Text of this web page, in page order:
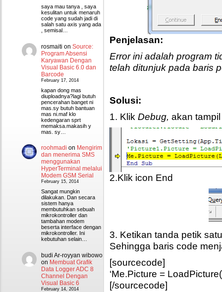
saya mau tanya , saya
kesulitan untuk menaruh
code yang sudah jadi di
salah satu axis yang ada
, semisal…
rosmaiti on Source:
Program Absensi
Karyawan Dengan
Visual Basic 6.0 dan
Barcode
February 17, 2014
kapan dong mas
diuploadnya?lagi butuh
pencerahan banget ni
mas.sy butuh bantuan
mas ni.maf klo
kedengaran sprt
memaksa.makasih y
mas. sy…
roohmadi on Mengirim
dan menerima SMS
menggunakan
HyperTerminal melalui
Modem GSM Serial
February 15, 2014
Sangat mungkin
dilakukan. Dan secara
sistem hanya
membutuhkan sebuah
mikrokontroller dan
tambahan modem
beserta interface dengan
mikrokontroller. Ini
kebutuhan selain…
budi Ar-royyan wibowo
on Membuat Grafik
Data Logger ADC 8
Channel Dengan
Visual Basic 6
February 14, 2014
Penjelasan:
Error ini adalah program
telah ditunjuk pada baris
Solusi:
1. Klik Debug, akan
2.Klik icon End
3. Ketikan tanda petik
Sehingga baris code
[sourcecode]
‘Me.Picture =
[/sourcecode]